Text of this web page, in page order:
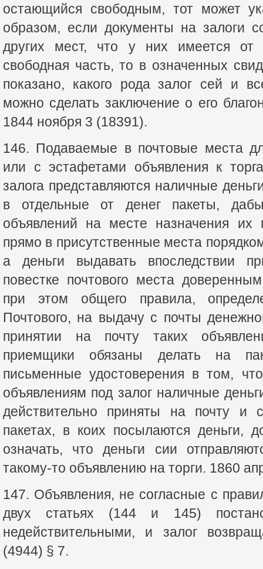
остающийся свободным, тот может
образом, если документы на залоги
других мест, что у них имеется от
свободная часть, то в означенных
показано, какого рода залог сей и
можно сделать заключение о его
1844 ноября 3 (18391).
146. Подаваемые в почтовые места
или с эстафетами объявления к
залога представляются наличные
в отдельные от денег пакеты,
объявлений на месте назначения их
прямо в присутственные места
а деньги выдавать впоследствии
повестке почтового места
при этом общего правила,
Почтового, на выдачу с почты
принятии на почту таких
приемщики обязаны делать на
письменные удостоверения в том,
объявлениям под залог наличные
действительно приняты на почту и
пакетах, в коих посылаются деньги,
означать, что деньги сии
такому-то объявлению на торги. 1860
147. Объявления, не согласные с
двух статьях (144 и 145)
недействительными, и залог
(4944) § 7.